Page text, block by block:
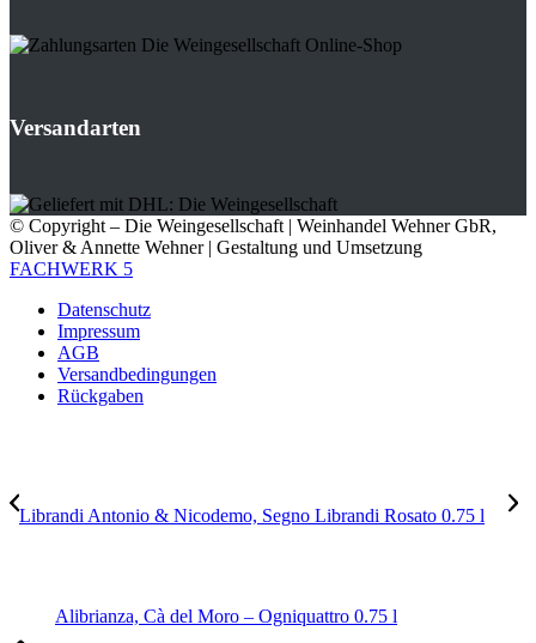
Versandarten
© Copyright – Die Weingesellschaft | Weinhandel Wehner GbR,
Oliver & Annette Wehner | Gestaltung und Umsetzung
FACHWERK 5
Datenschutz
Impressum
AGB
Versandbedingungen
Rückgaben
Librandi Antonio & Nicodemo, Segno Librandi Rosato 0.75 l
Alibrianza, Cà del Moro – Ogniquattro 0.75 l